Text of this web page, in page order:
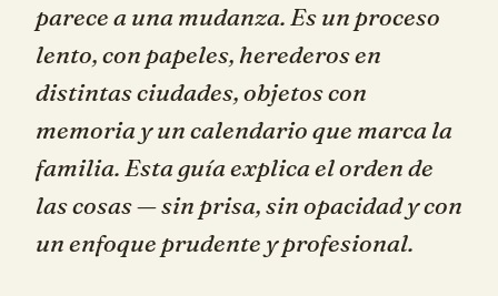
parece a una mudanza. Es un proceso
lento, con papeles, herederos en
distintas ciudades, objetos con
memoria y un calendario que marca la
familia. Esta guía explica el orden de
las cosas — sin prisa, sin opacidad y con
un enfoque prudente y profesional.